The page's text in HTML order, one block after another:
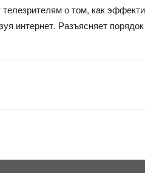
о том, как
интернет. Разъясняет